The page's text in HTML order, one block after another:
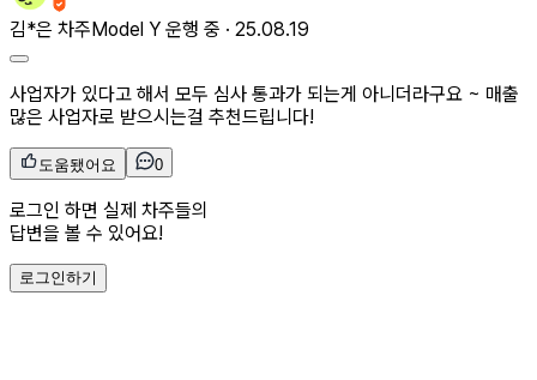
김*은 차주Model Y 운행 중 · 25.08.19
사업자가 있다고 해서 모두 심사 통과가 되는게 아니더라구요 ~ 매출
많은 사업자로 받으시는걸 추천드립니다!
도움됐어요 0
로그인 하면 실제 차주들의
답변을 볼 수 있어요!
로그인하기